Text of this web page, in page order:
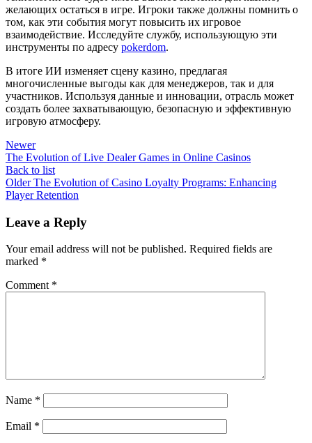
желающих остаться в игре. Игроки также должны помнить о
том, как эти события могут повысить их игровое
взаимодействие. Исследуйте службу, использующую эти
инструменты по адресу pokerdom.
В итоге ИИ изменяет сцену казино, предлагая
многочисленные выгоды как для менеджеров, так и для
участников. Используя данные и инновации, отрасль может
создать более захватывающую, безопасную и эффективную
игровую атмосферу.
Newer
The Evolution of Live Dealer Games in Online Casinos
Back to list
Older The Evolution of Casino Loyalty Programs: Enhancing
Player Retention
Leave a Reply
Your email address will not be published. Required fields are
marked *
Comment *
Name *
Email *